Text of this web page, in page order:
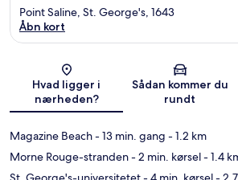
Kort
Point Saline, St. George's, 1643
Åbn kort
Hvad ligger i
nærheden?
Sådan kommer du
rundt
Magazine Beach- 13 min. gang - 1.2 km
Morne Rouge-stranden- 2 min. kørsel- 1.4